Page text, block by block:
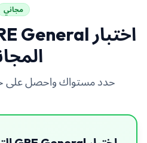
مجاني
حدد مستواك واحصل